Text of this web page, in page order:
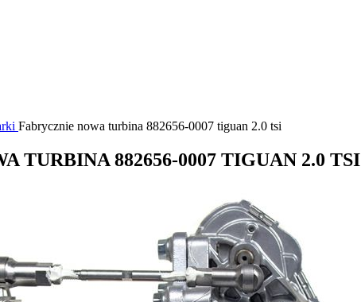
Fabrycznie nowa turbina 882656-0007 tiguan 2.0 tsi
TURBINA 882656-0007 TIGUAN 2.0 TSI